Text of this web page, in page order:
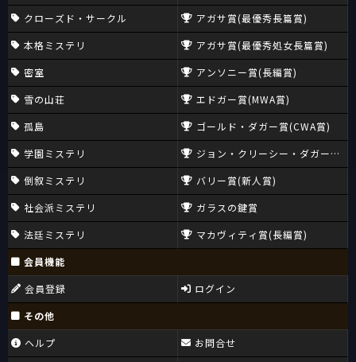
クローズド・サークル
本格ミステリ
密室
雪の山荘
孤島
学園ミステリ
倒叙ミステリ
社会派ミステリ
法廷ミステリ
アガサ賞(最優秀長篇賞)
アガサ賞(最優秀処女長篇賞)
アンソニー賞(長編賞)
エドガー賞(MWA賞)
ゴールド・ダガー賞(CWA賞)
ジョン・クリーシー・ダガー賞
バリー賞(新人賞)
ガラスの鍵賞
マカヴィティ賞(長編賞)
会員機能
会員登録
ログイン
その他
ヘルプ
お問合せ